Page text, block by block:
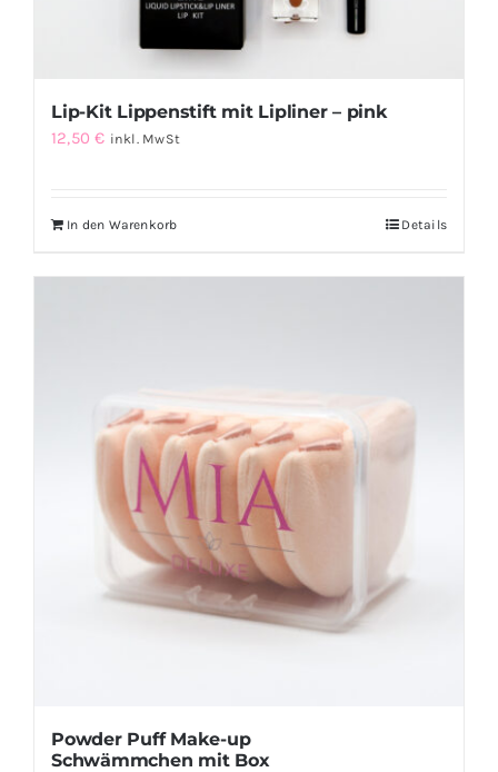
Lip-Kit Lippenstift mit Lipliner – pink
12,50€ inkl. MwSt
In den Warenkorb Details
Powder Puff Make-up
Schwämmchen mit Box